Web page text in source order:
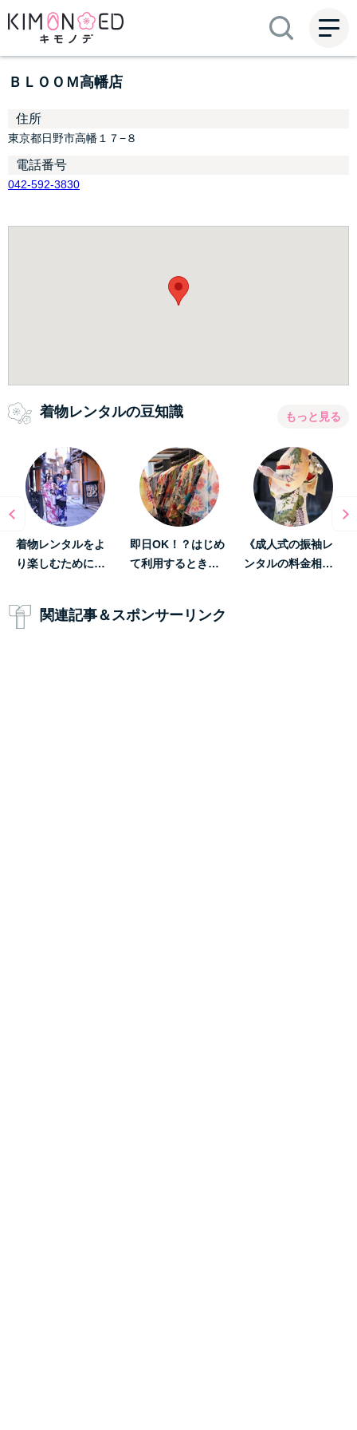
ME
NU
ＢＬＯＯＭ高幡店
住所
東京都日野市高幡１７−８
電話番号
042-592-3830
着物レンタルの豆知識 もっと見る
着物レンタルをよ
り楽しむために…
即日OK！？はじめ
て利用するとき…
《成人式の振袖レ
ンタルの料金相…
関連記事＆スポンサーリンク